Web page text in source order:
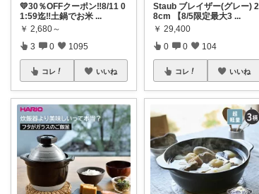
💛30％OFFクーポン‼️8/11 0
1:59迄‼️土鍋でお米 ...
￥ 2,680～
3 0 1095
コレ いいね
Staub ブレイザー(グレー) 2
8cm 【8/5限定最大3 ...
￥ 29,400
0 0 104
コレ いいね